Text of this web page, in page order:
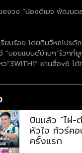
องวง “น้องดีเมจ พัฒนด
ยบร้อย โดยทีมวีหกโปรดั
“บอยแบนด์บ้านๆ”รัวๆที่
“3WITH1” ผ่านสื่อv6 ไ
บินแล้ว "ไผ่-
หัวใจ ทัวร์ค
ครั้งแรก